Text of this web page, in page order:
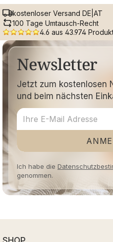
kostenloser Versand DE|AT
100 Tage Umtausch-Recht
4.6 aus 43.974
Newsletter
Jetzt zum kostenlosen
und beim nächsten
Ich habe die
genommen.